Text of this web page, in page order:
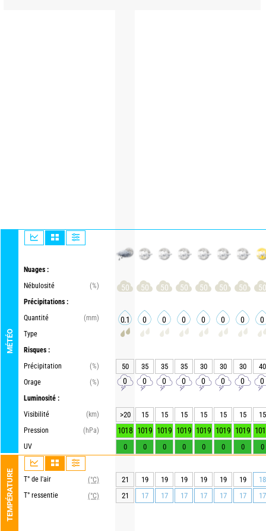
MÉTÉO
Nuages :
Nébulosité
(%)
Précipitations :
Quantité
(mm)
Type
Risques :
Précipitation
(%)
Orage
(%)
Luminosité :
Visibilité
(km)
Pression
(hPa)
UV
TEMPÉRATURE T° de l'air
(°C)
T° ressentie
(°C)
50 50 50 50 50 50 50 50
0.1 0 0 0 0 0 0 0
50 35 35 35 30 30 30 40
0 0 0 0 0 0 0 0
>20 15 15 15 15 15 15 15
1018 1019 1019 1019 1019 1019 1019
0 0 0 0 0 0 0 0
21 19 19 19 19 19 19
18
21
17 17 17 17 17 17 17